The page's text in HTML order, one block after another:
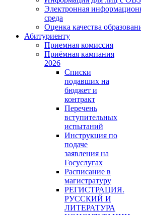
Электронная
среда
Оценка качества
Абитуриенту
Приемная комиссия
Приёмная кампания
2026
Списки
подавших на
бюджет и
контракт
Перечень
вступительных
испытаний
Инструкция по
подаче
заявления на
Госуслугах
Расписание в
магистратуру
РЕГИСТРАЦИЯ.
РУССКИЙ И
ЛИТЕРАТУРА